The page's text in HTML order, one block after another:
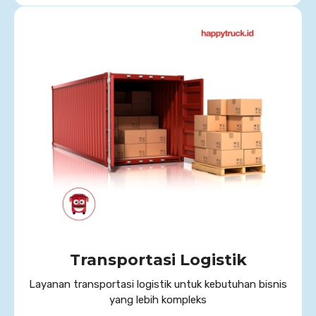
Transportasi Logistik
Layanan transportasi logistik untuk kebutuhan bisnis
yang lebih kompleks